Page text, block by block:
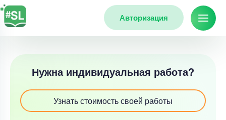
Авторизация
Нужна индивидуальная работа?
Узнать стоимость своей работы